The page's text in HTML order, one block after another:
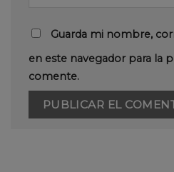
Guarda mi nombre,
en este navegador para la
comente.